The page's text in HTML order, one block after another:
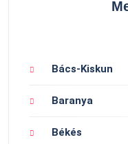
Bács-Kiskun
Baranya
Békés